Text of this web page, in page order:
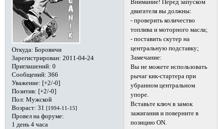
Откуда: Боровичи
Зарегистрирован: 2011-04-24
Приглашений: 0
Сообщений: 366
Уважение: [+2/-0]
Позитив: [+2/-0]
Пол: Мужской
Возраст: 31 [1994-11-15]
Провел на форуме:
1 день 4 часа
Внимание! Перед запуском
двигателя вы должны:
- проверить количество
топлива и моторного масла;
- поставить скутер на
центральную подставку;
Замечание:
Вы не можете использовать
рычаг кик-стартера при
убранном центральном
упоре.
Вставьте ключ в замок
зажигания и поверните в
позицию ON.